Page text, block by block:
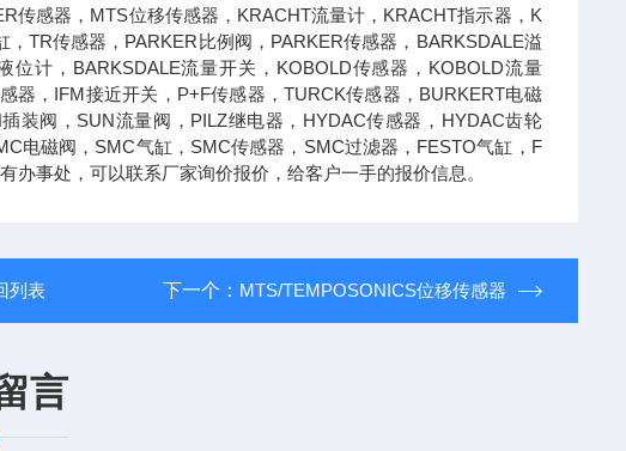
传感器，MTS位移传感器，KRACHT流量计，KRACHT指示器，K
TR传感器，PARKER比例阀，PARKER传感器，BARKSDALE溢
位计，BARKSDALE流量开关，KOBOLD传感器，KOBOLD流量
器，IFM接近开关，P+F传感器，TURCK传感器，BURKERT电磁
装阀，SUN流量阀，PILZ继电器，HYDAC传感器，HYDAC齿轮
电磁阀，SMC气缸，SMC传感器，SMC过滤器，FESTO气缸，F
事处，可以联系厂家询价报价，给客户一手的报价信息。
列表 下一个： MTS/TEMPOSONICS位移传感器
言